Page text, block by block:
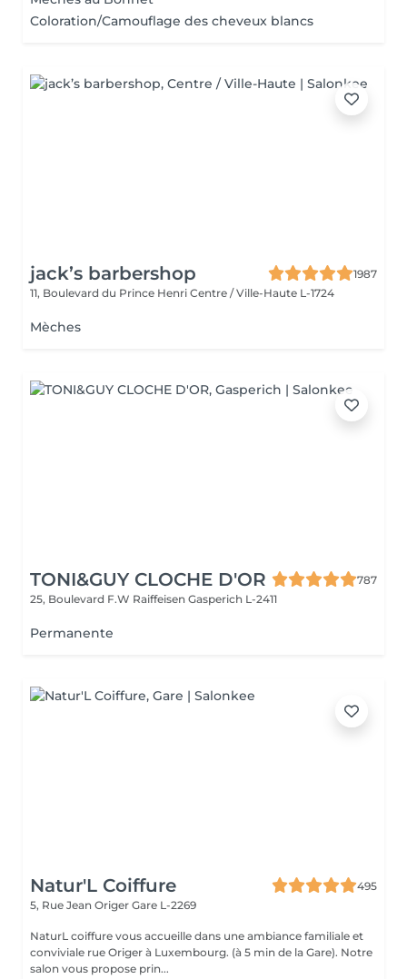
Coloration/Camouflage des cheveux blancs
jack’s barbershop
1987
11, Boulevard du Prince Henri Centre / Ville-Haute L-1724
Mèches
TONI&GUY CLOCHE D'OR
787
25, Boulevard F.W Raiffeisen Gasperich L-2411
Permanente
Natur'L Coiffure
495
5, Rue Jean Origer Gare L-2269
NaturL coiffure vous accueille dans une ambiance familiale et
conviviale rue Origer à Luxembourg. (à 5 min de la Gare). Notre
salon vous propose prin...